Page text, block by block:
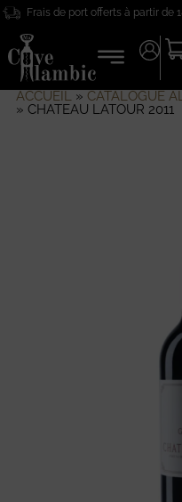
Frais de port offerts à partir de
ACCUEIL» CATALOGUE
» CHATEAU LATOUR 2011